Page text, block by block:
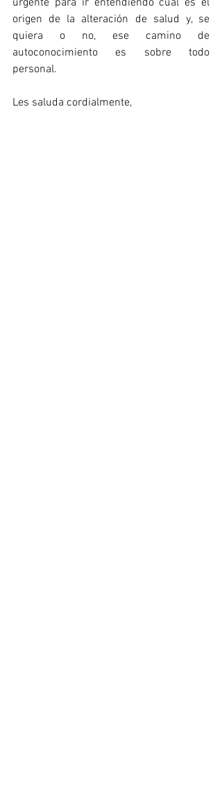
urgente para ir entendiendo cuál es el
origen de la alteración de salud y, se
quiera o no, ese camino de
autoconocimiento es sobre todo
personal.
Les saluda cordialmente,